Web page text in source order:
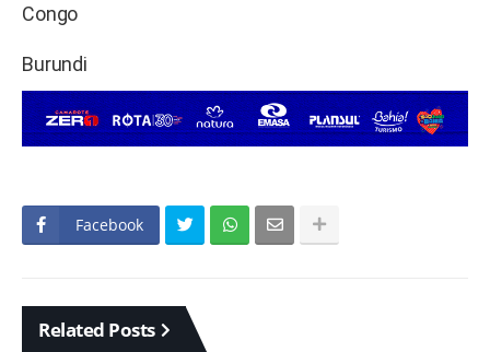
Congo
Burundi
Facebook
Related Posts